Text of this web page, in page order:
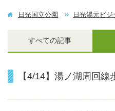
日光国立公園 日光湯元ビ
すべての記事
【4/14】湯ノ湖周回